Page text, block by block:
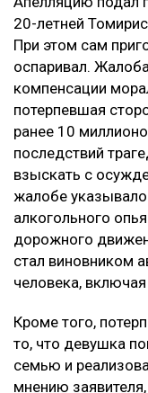
Воздух может
Казахстана 8
Подростки
Конфликт на
выплаты
Глубину
Апелляцию подал
20-летней
При этом сам
оспаривал.
компенсации
потерпевшая
ранее 10
последствий
взыскать с